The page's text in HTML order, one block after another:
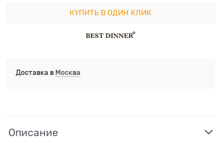
КУПИТЬ В ОДИН КЛИК
Доставка в Москва
Описание